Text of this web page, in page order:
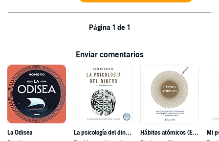
Página 1 de 1
Enviar comentarios
La Odisea
La psicología del dinero
Hábitos atómicos (Español neutro)
Mi